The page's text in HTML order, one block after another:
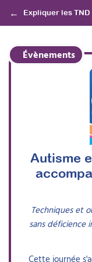
Expliquer les TND
Évènements
Autisme
Techniques et
sans déficience
Cette journée
Chloé
Docteure en
Chloé
doctorat en
Programme de
8h45 –